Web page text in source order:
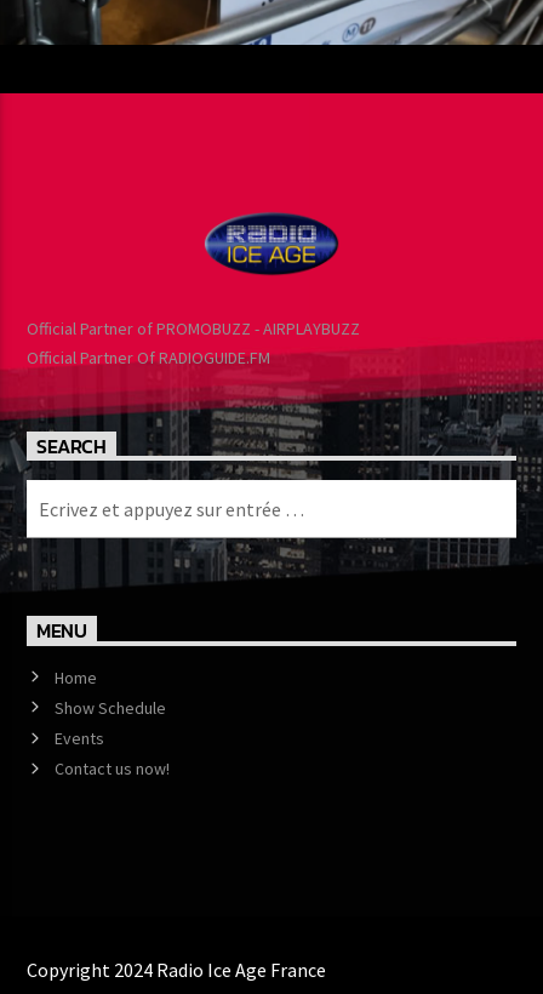
Official Partner of PROMOBUZZ - AIRPLAYBUZZ
Official Partner Of RADIOGUIDE.FM
SEARCH
MENU
Home
Show Schedule
Events
Contact us now!
Copyright 2024 Radio Ice Age France